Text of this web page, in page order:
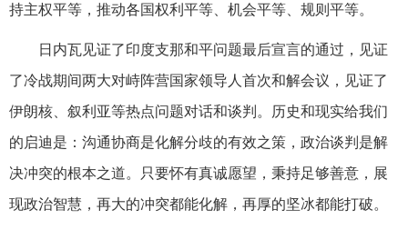
持主权平等，推动各国权利平等、机会平等、规则平等。
日内瓦见证了印度支那和平问题最后宣言的通过，见证
了冷战期间两大对峙阵营国家领导人首次和解会议，见证了
伊朗核、叙利亚等热点问题对话和谈判。历史和现实给我们
的启迪是：沟通协商是化解分歧的有效之策，政治谈判是解
决冲突的根本之道。只要怀有真诚愿望，秉持足够善意，展
现政治智慧，再大的冲突都能化解，再厚的坚冰都能打破。